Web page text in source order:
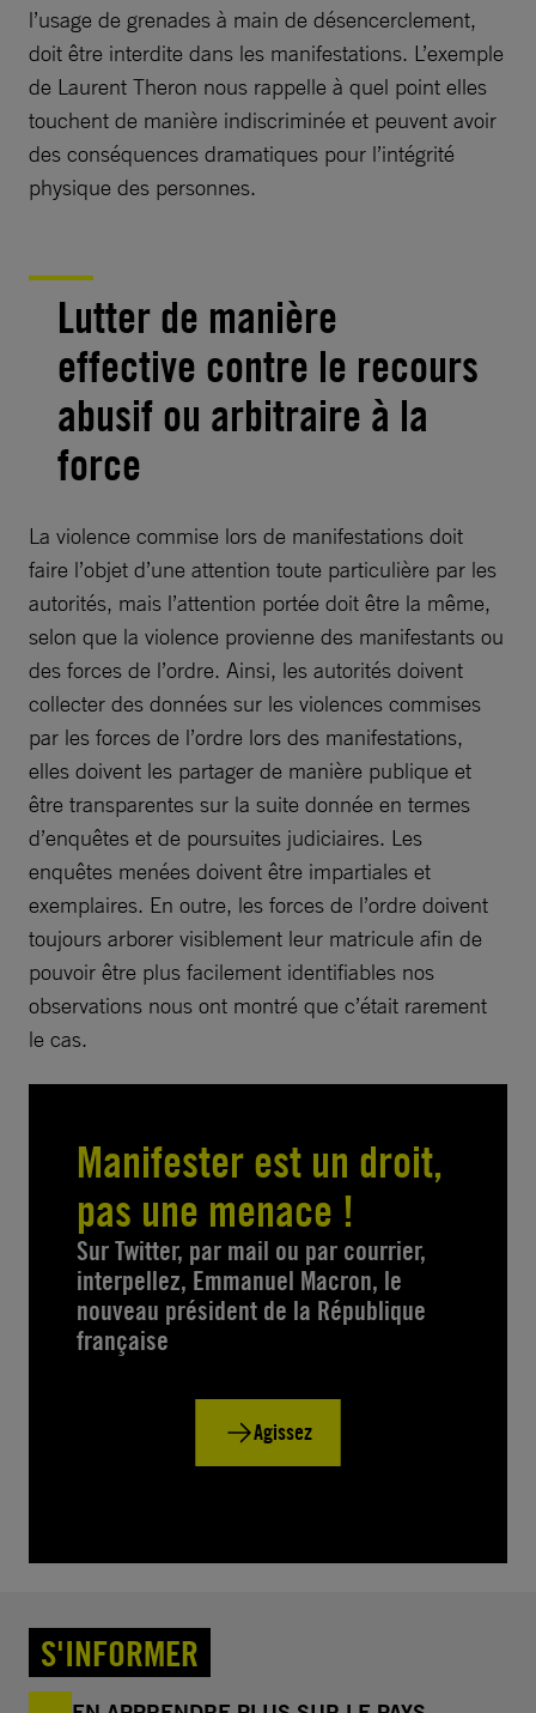
l’usage de grenades à main de désencerclement,
doit être interdite dans les manifestations. L’exemple
de Laurent Theron nous rappelle à quel point elles
touchent de manière indiscriminée et peuvent avoir
des conséquences dramatiques pour l’intégrité
physique des personnes.
Lutter de manière
effective contre le recours
abusif ou arbitraire à la
force
La violence commise lors de manifestations doit
faire l’objet d’une attention toute particulière par les
autorités, mais l’attention portée doit être la même,
selon que la violence provienne des manifestants ou
des forces de l’ordre. Ainsi, les autorités doivent
collecter des données sur les violences commises
par les forces de l’ordre lors des manifestations,
elles doivent les partager de manière publique et
être transparentes sur la suite donnée en termes
d’enquêtes et de poursuites judiciaires. Les
enquêtes menées doivent être impartiales et
exemplaires. En outre, les forces de l’ordre doivent
toujours arborer visiblement leur matricule afin de
pouvoir être plus facilement identifiables nos
observations nous ont montré que c’était rarement
le cas.
Manifester est un droit,
pas une menace !
Sur Twitter, par mail ou par courrier,
interpellez, Emmanuel Macron, le
nouveau président de la République
française
Agissez
S'INFORMER